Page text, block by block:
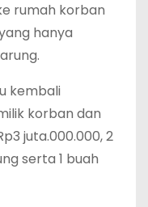
rumah korban
hanya
kembali
korban dan
juta.000.000, 2
serta 1 buah